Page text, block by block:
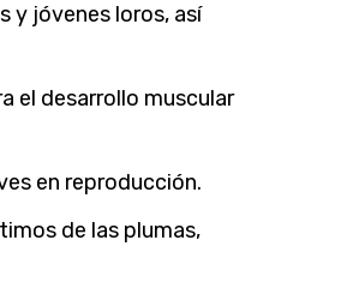
y jóvenes loros, así
el desarrollo muscular
en reproducción.
de las plumas,